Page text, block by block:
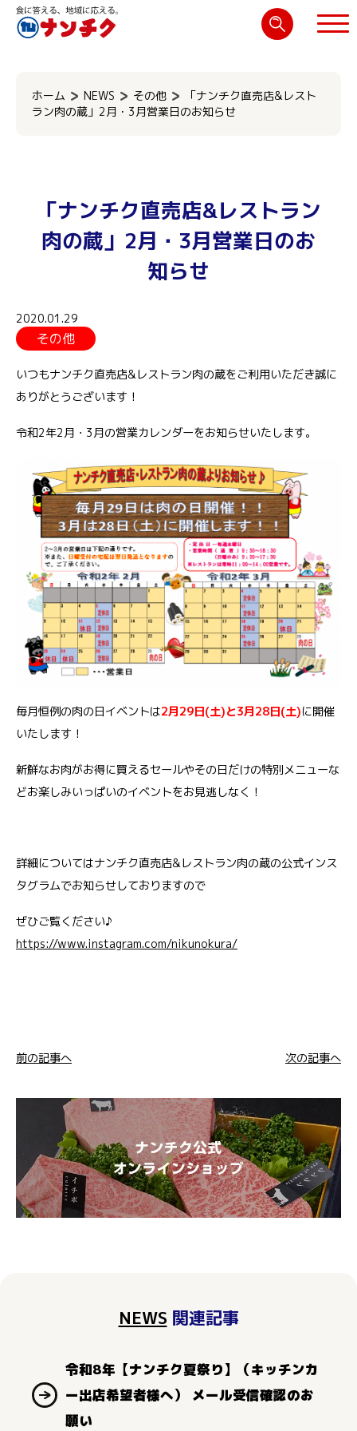
ホーム NEWS その他
「ナンチク直売店&レスト
ラン肉の蔵」2月・3月営業日のお知らせ
「ナンチク直売店&レストラン
肉の蔵」2月・3月営業日のお
知らせ
2020.01.29
その他
いつもナンチク直売店&レストラン肉の蔵をご利用いただき誠に
ありがとうございます！
令和2年2月・3月の営業カレンダーをお知らせいたします。
毎月恒例の肉の日イベントは2月29日(土)と3月28日(土)に開催
いたします！
新鮮なお肉がお得に買えるセールやその日だけの特別メニューな
どお楽しみいっぱいのイベントをお見逃しなく！
詳細についてはナンチク直売店&レストラン肉の蔵の公式インス
タグラムでお知らせしておりますので
ぜひご覧ください♪
https://www.instagram.com/nikunokura/
前の記事へ 次の記事へ
NEWS 関連記事
令和8年【ナンチク夏祭り】（キッチンカ
ー出店希望者様へ） メール受信確認のお
願い